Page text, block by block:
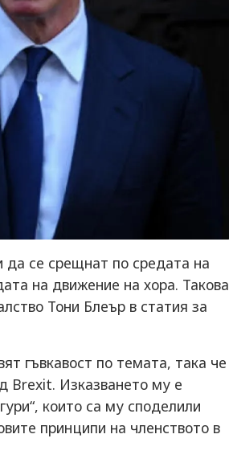
да се срещнат по средата на
на движение на хора. Такова
Тони Блеър в статия за
гъвкавост по темата, така че
Brexit. Изказването му е
които са му споделили
принципи на членството в